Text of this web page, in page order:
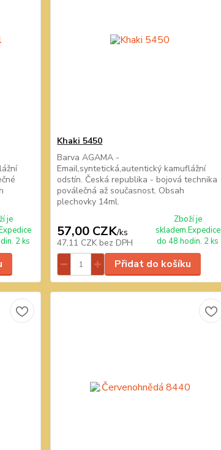
je
2 ks
Khaki 5450
Barva AGAMA -
Email,syntetická,autentický kamuflážní
odstín. Česká republika - bojová technika
poválečná až současnost. Obsah
plechovky 14ml.
57,00 CZK/ks
47,11 CZK bez DPH
Zboží je
skladem.Expedice
do 48 hodin. 2 ks
Přidat do košíku